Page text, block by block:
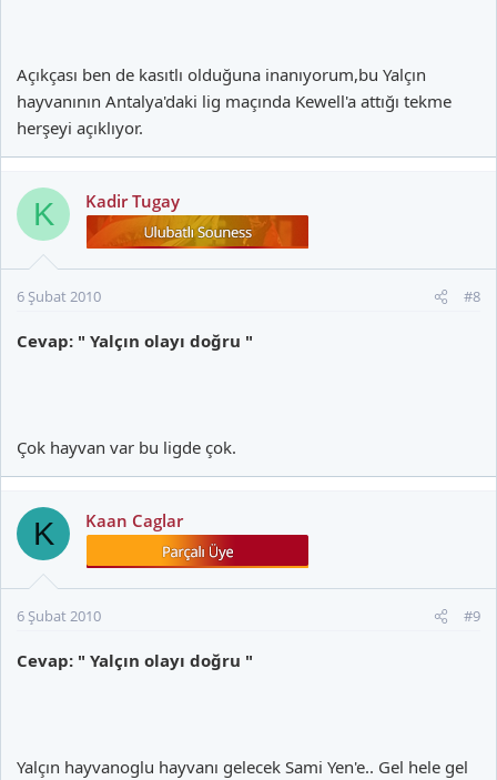
Açıkçası ben de kasıtlı olduğuna inanıyorum,bu Yalçın
hayvanının Antalya'daki lig maçında Kewell'a attığı tekme
herşeyi açıklıyor.
K Kadir Tugay
6 Şubat 2010 #8
Cevap: " Yalçın olayı doğru "
Çok hayvan var bu ligde çok.
K Kaan Caglar
6 Şubat 2010 #9
Cevap: " Yalçın olayı doğru "
Yalçın hayvanoglu hayvanı gelecek Sami Yen'e.. Gel hele gel